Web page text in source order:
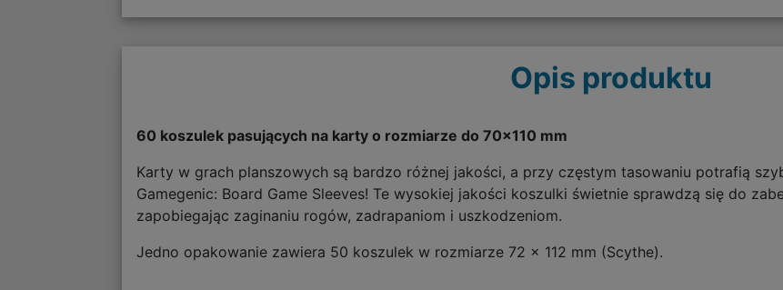
Opis produktu
60 koszulek pasujących na karty o rozmiarze do 70x110 mm
Karty w grach planszowych są bardzo różnej jakości, a przy częstym tasowaniu potrafią
Gamegenic: Board Game Sleeves! Te wysokiej jakości koszulki świetnie sprawdzą się do
zapobiegając zaginaniu rogów, zadrapaniom i uszkodzeniom.
Jedno opakowanie zawiera 50 koszulek w rozmiarze 72 x 112 mm (Scythe).